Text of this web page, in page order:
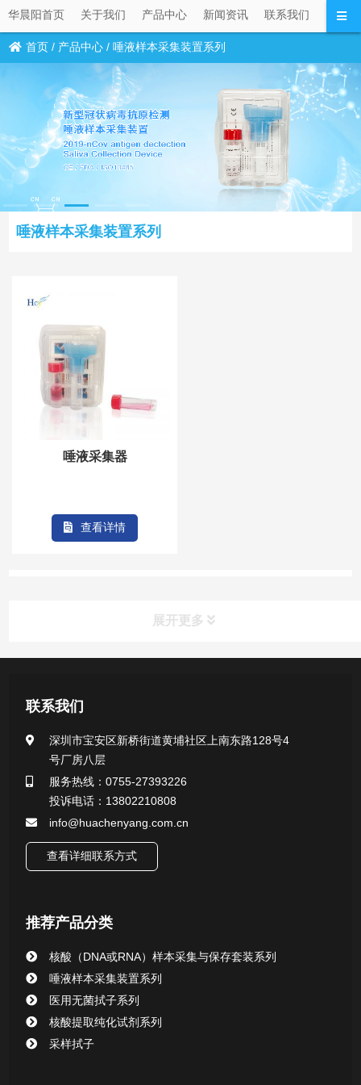
华晨阳首页 关于我们 产品中心 新闻资讯 联系我们
首页 / 产品中心 /唾液样本采集装置系列
唾液样本采集装置系列
唾液采集器
查看详情
展开更多
一次性使用采样器系列
微生物样本保存液（通用运输传媒介质）系列
核酸（DNA&RNA）样本采集与保存套装系列
唾液采集器
CHG消毒棉签系列
清洁验证棉签系列
联系我们
深圳市宝安区新桥街道黄埔社区上南东路128号4
号厂房八层
服务热线：0755-27393226
投诉电话：13802210808
info@huachenyang.com.cn
查看详细联系方式
推荐产品分类
核酸（DNA或RNA）样本采集与保存套装系列
唾液样本采集装置系列
医用无菌拭子系列
核酸提取纯化试剂系列
采样拭子